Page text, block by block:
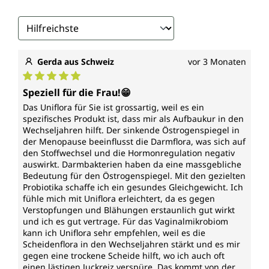
Biotin (Vitamin B7)
normalen Energiestoffwechsel
normalen Funktion des Nervensystems
normalen Stoffwechsel von
Makronährstoffen
normalen psychischen Funktion
Erhaltung normaler Haare, Schleimhäute,
Haut
*Durch die Europäische Behörde für
Lebensmittelsicherheit zugelassene
gesundheitsbezogene Angaben.
Jede Dose „Uniflora für Sie" von Unimedica enthält
60 Kapseln. Das entspricht einem 2-Monatsvorrat.
Gerda aus Schweiz vor 3 Monaten
Durchschnittliche Bewertung von 5 von 5 Sternen
Speziell für die Frau!😁
Das Uniflora für Sie ist grossartig, weil es ein
spezifisches Produkt ist, dass mir als Aufbaukur in den
Wechseljahren hilft. Der sinkende Östrogenspiegel in
der Menopause beeinflusst die Darmflora, was sich auf
den Stoffwechsel und die Hormonregulation negativ
auswirkt. Darmbakterien haben da eine massgebliche
Bedeutung für den Östrogenspiegel. Mit den gezielten
Probiotika schaffe ich ein gesundes Gleichgewicht. Ich
fühle mich mit Uniflora erleichtert, da es gegen
Verstopfungen und Blähungen erstaunlich gut wirkt
und ich es gut vertrage. Für das Vaginalmikrobiom
kann ich Uniflora sehr empfehlen, weil es die
Scheidenflora in den Wechseljahren stärkt und es mir
gegen eine trockene Scheide hilft, wo ich auch oft